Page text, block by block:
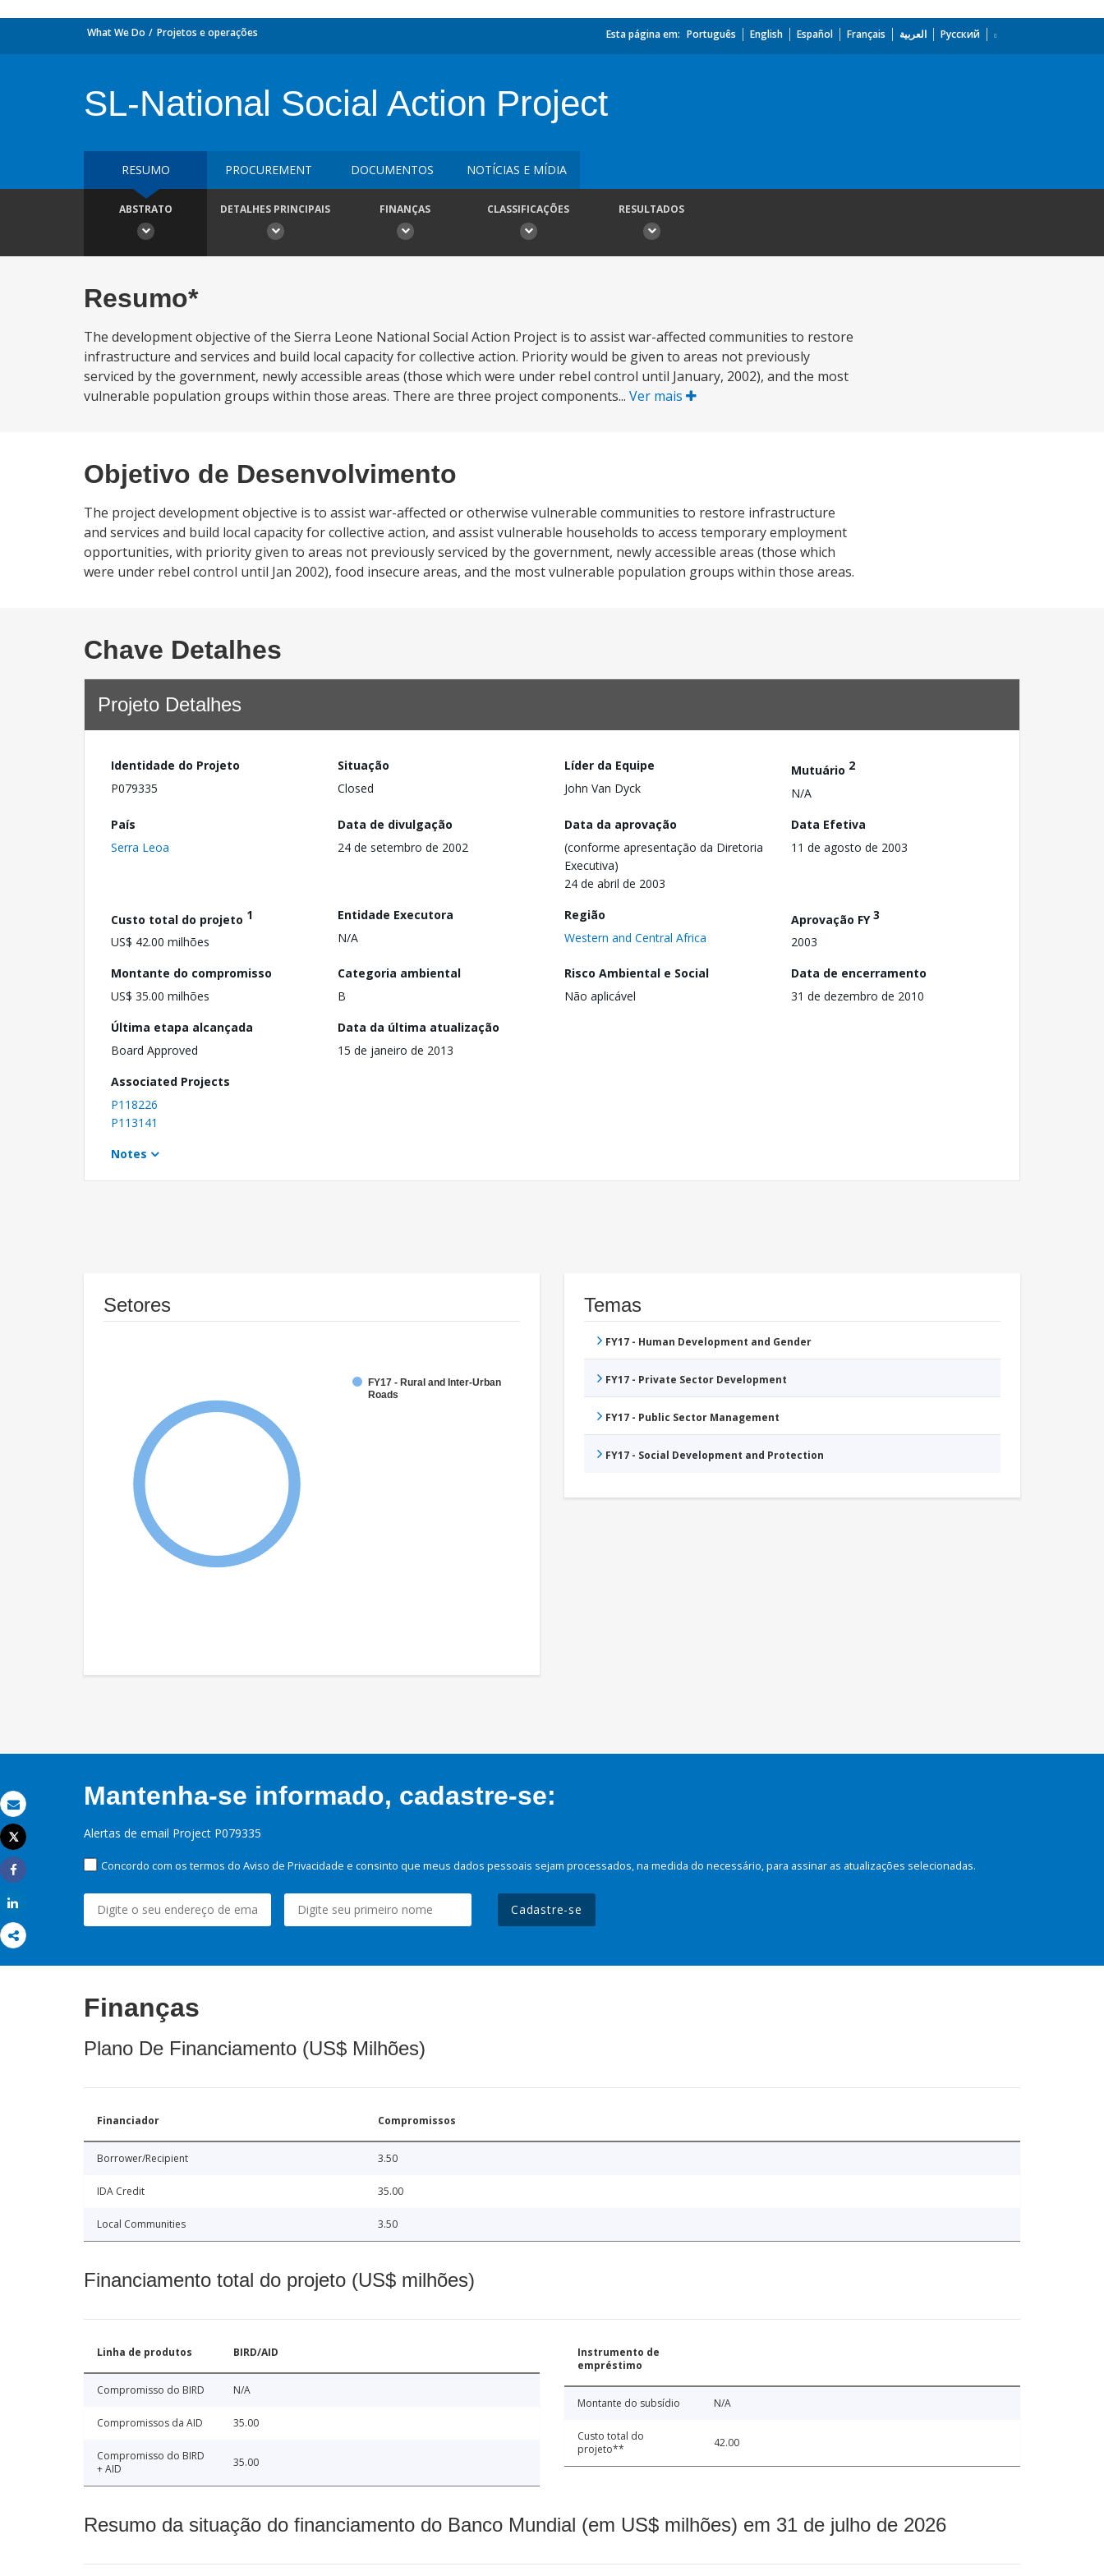
Email
Imprimir
Tweet
Share
What We Do Projetos e operações Esta página em: Português English Español Français العربية Русский
SL-National Social Action Project
RESUMO PROCUREMENT DOCUMENTOS NOTÍCIAS E MÍDIA
ABSTRATO DETALHES PRINCIPAIS FINANÇAS CLASSIFICAÇÕES RESULTADOS
Resumo*
The development objective of the Sierra Leone National Social Action Project is to assist war-affected communities to restore
infrastructure and services and build local capacity for collective action. Priority would be given to areas not previously
serviced by the government, newly accessible areas (those which were under rebel control until January, 2002), and the most
vulnerable population groups within those areas. There are three project components... Ver mais
Objetivo de Desenvolvimento
The project development objective is to assist war-affected or otherwise vulnerable communities to restore infrastructure
and services and build local capacity for collective action, and assist vulnerable households to access temporary employment
opportunities, with priority given to areas not previously serviced by the government, newly accessible areas (those which
were under rebel control until Jan 2002), food insecure areas, and the most vulnerable population groups within those areas.
Chave Detalhes
Projeto Detalhes
Identidade do Projeto
P079335
Situação
Closed
Líder da Equipe
John Van Dyck
Mutuário 2
N/A
País
Serra Leoa
Data de divulgação
24 de setembro de 2002
Data da aprovação
(conforme apresentação da Diretoria
Executiva)
24 de abril de 2003
Data Efetiva
11 de agosto de 2003
Custo total do projeto 1
US$ 42.00 milhões
Entidade Executora
N/A
Região
Western and Central Africa
Aprovação FY3
2003
Montante do compromisso
US$ 35.00 milhões
Categoria ambiental
B
Risco Ambiental e Social
Não aplicável
Data de encerramento
31 de dezembro de 2010
Última etapa alcançada
Board Approved
Data da última atualização
15 de janeiro de 2013
Associated Projects
P118226
P113141
Notes
Setores
FY17 - Rural and Inter-Urban
Roads
Temas
FY17 - Human Development and Gender
FY17 - Private Sector Development
FY17 - Public Sector Management
FY17 - Social Development and Protection
Mantenha-se informado, cadastre-se:
Alertas de email Project P079335
Concordo com os termos do Aviso de Privacidade e consinto que meus dados pessoais sejam processados, na medida do necessário, para assinar as atualizações selecionadas.
Cadastre-se
Finanças
Plano De Financiamento (US$ Milhões)
Financiador Compromissos
Borrower/Recipient 3.50
IDA Credit 35.00
Local Communities 3.50
Financiamento total do projeto (US$ milhões)
Linha de produtos BIRD/AID
Compromisso do BIRD N/A
Compromissos da AID 35.00
Compromisso do BIRD
+ AID
35.00
Instrumento de
empréstimo
Montante do subsídio N/A
Custo total do
projeto**
42.00
Resumo da situação do financiamento do Banco Mundial (em US$ milhões) em 31 de julho de 2026